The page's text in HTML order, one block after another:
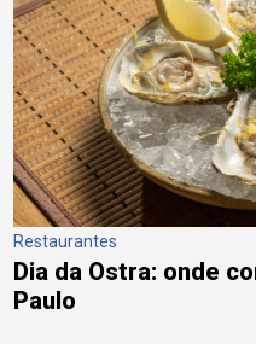
Restaurantes
Dia da Ostra: onde
Paulo